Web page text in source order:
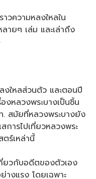
วความหลงใหลใน
ายๆ เล่ม และเล่าถึง
งใหลส่วนตัว และตอนปี
งหลวงพระบางเป็นชิ้น
สมัยที่หลวงพระบางยัง
การไปเที่ยวหลวงพระ
ตร์เหล่านี้
ยวกับอดีตของตัวเอง
างแรง โดยเฉพาะ